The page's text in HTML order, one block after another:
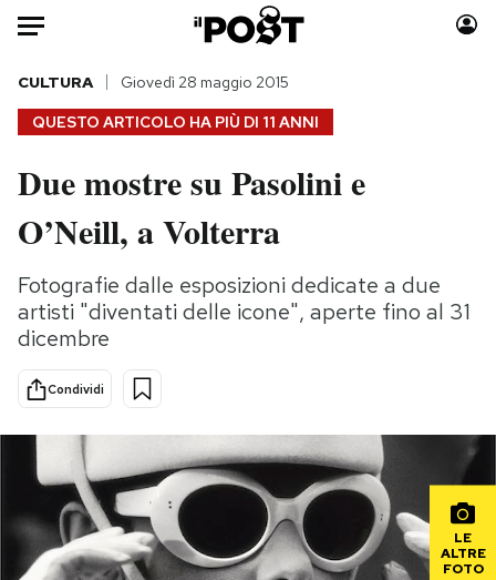
Auto
HOME
Italia
Politica
Tecnologia
Internet
Scienza
Cultura
Economia
Moda
Storie/Idee
Ok Boomer!
Mondiali calcio 2026
PODCAST
QUESTO ARTICOLO HA PIÙ DI 11 ANNI
CULTURA Giovedì 28 maggio 2015
Due mostre su Pasolini e
O’Neill, a Volterra
Fotografie dalle esposizioni dedicate a due
artisti "diventati delle icone", aperte fino al 31
dicembre
Condividi
LE
ALTRE
FOTO